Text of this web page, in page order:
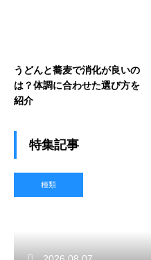
うどんと蕎麦で消化が良いの
は？体調に合わせた選び方を
紹介
特集記事
種類